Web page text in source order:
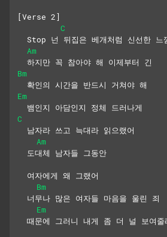
[Verse 2]
C
Stop 넌 뒤집은 베개처럼 신선한 느
Am
  하지만 꼭 참아야 해 이제부터 긴
Bm
  확인의 시간을 반드시 거쳐야 해
Em
  뱀인지 아담인지 정체 드러나게
C
  남자라 쓰고 늑대라 읽으랬어
Am
  도대체 남자들 그동안
  여자에게 왜 그랬어
Bm
  너무나 많은 여자들 마음을 울린 죄
Em
때문에 그러니 내게 좀 더 널 보여줄